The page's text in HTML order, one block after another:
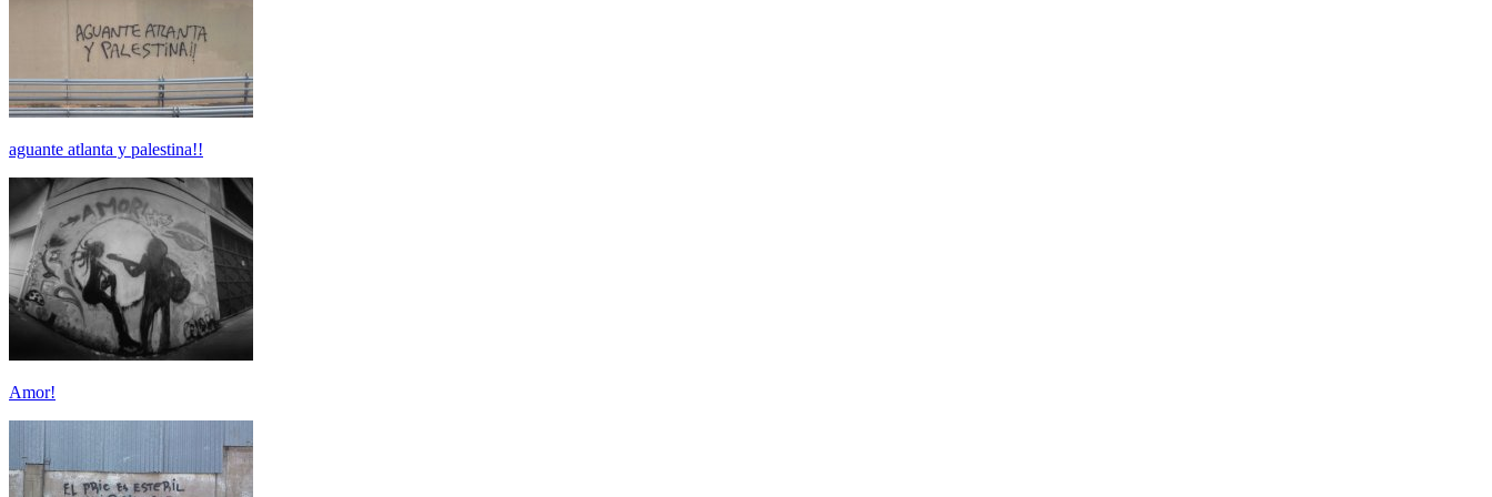
aguante atlanta y palestina!!
Amor!